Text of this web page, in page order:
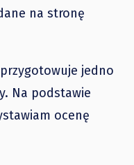
na stronę
jedno
Na podstawie
ocenę